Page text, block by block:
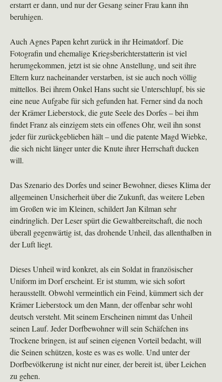
erstarrt er dann, und nur der Gesang seiner Frau kann ihn
beruhigen.
Auch Agnes Papen kehrt zurück in ihr Heimatdorf. Die
Fotografin und ehemalige Kriegsberichterstatterin ist viel
herumgekommen, jetzt ist sie ohne Anstellung, und seit ihre
Eltern kurz nacheinander verstarben, ist sie auch noch völlig
mittellos. Bei ihrem Onkel Hans sucht sie Unterschlupf, bis sie
eine neue Aufgabe für sich gefunden hat. Ferner sind da noch
der Krämer Lieberstock, die gute Seele des Dorfes – bei ihm
findet Franz als einzigem stets ein offenes Ohr, weil ihn sonst
jeder für zurückgeblieben hält – und die patente Magd Wiebke,
die sich nicht länger unter die Knute ihrer Herrschaft ducken
will.
Das Szenario des Dorfes und seiner Bewohner, dieses Klima der
allgemeinen Unsicherheit über die Zukunft, das weitere Leben
im Großen wie im Kleinen, schildert Jan Kilman sehr
eindringlich. Der Leser spürt die Gewaltbereitschaft, die noch
überall gegenwärtig ist, das drohende Unheil, das allenthalben in
der Luft liegt.
Dieses Unheil wird konkret, als ein Soldat in französischer
Uniform im Dorf erscheint. Er ist stumm, wie sich sofort
herausstellt. Obwohl vermeintlich ein Feind, kümmert sich der
Krämer Lieberstock um den Mann, der offenbar sehr wohl
deutsch versteht. Mit seinem Erscheinen nimmt das Unheil
seinen Lauf. Jeder Dorfbewohner will sein Schäfchen ins
Trockene bringen, ist auf seinen eigenen Vorteil bedacht, will
die Seinen schützen, koste es was es wolle. Und unter der
Dorfbevölkerung ist nicht nur einer, der bereit ist, über Leichen
zu gehen.